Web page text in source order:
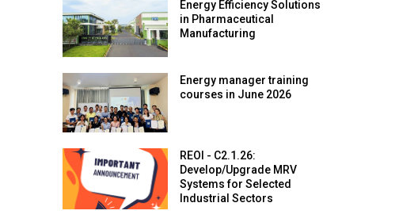
Energy Efficiency Solutions
in Pharmaceutical
Manufacturing
Energy manager training
courses in June 2026
REOI - C2.1.26:
Develop/Upgrade MRV
Systems for Selected
Industrial Sectors